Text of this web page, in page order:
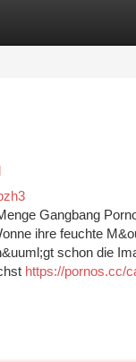
Gangbang
ihre feuchte
schon die
https://pornos.cc/